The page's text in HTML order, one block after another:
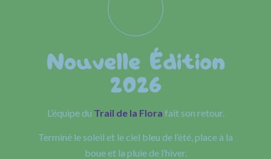
Nouvelle Édition
2026
L’équipe du Trail de la Flora fait son retour.
Terminé le soleil et le ciel bleu de l’été, place à la
boue et la pluie de l’hiver.